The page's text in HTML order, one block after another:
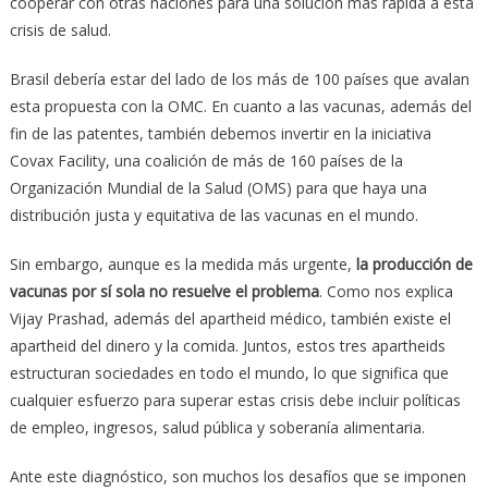
crisis de salud.
Brasil debería estar del lado de los más de 100 países que avalan
esta propuesta con la OMC. En cuanto a las vacunas, además del
fin de las patentes, también debemos invertir en la iniciativa
Covax Facility, una coalición de más de 160 países de la
Organización Mundial de la Salud (OMS) para que haya una
distribución justa y equitativa de las vacunas en el mundo.
Sin embargo, aunque es la medida más urgente, la producción de
vacunas por sí sola no resuelve el problema. Como nos explica
Vijay Prashad, además del apartheid médico, también existe el
apartheid del dinero y la comida. Juntos, estos tres apartheids
estructuran sociedades en todo el mundo, lo que significa que
cualquier esfuerzo para superar estas crisis debe incluir políticas
de empleo, ingresos, salud pública y soberanía alimentaria.
Ante este diagnóstico, son muchos los desafíos que se imponen